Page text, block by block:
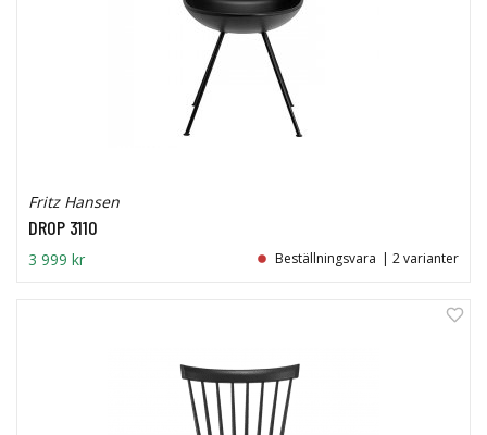
Fritz Hansen
DROP 3110
3 999 kr Beställningsvara | 2 varianter